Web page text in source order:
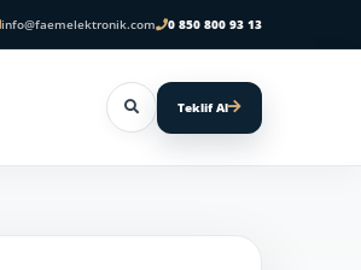
info@faemelektronik.com 0 850 800 93 13
Teklif Al